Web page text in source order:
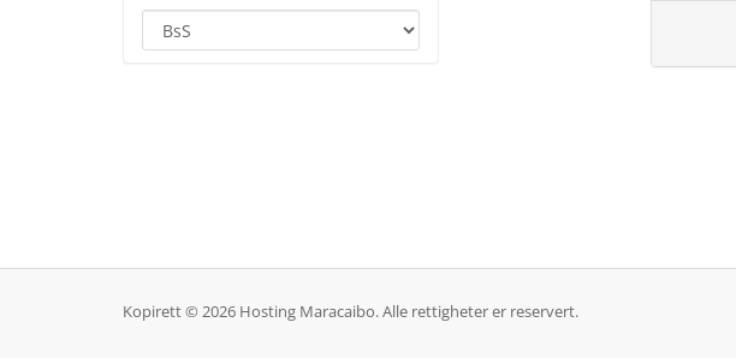
Kopirett © 2026 Hosting Maracaibo. Alle rettigheter er reservert.